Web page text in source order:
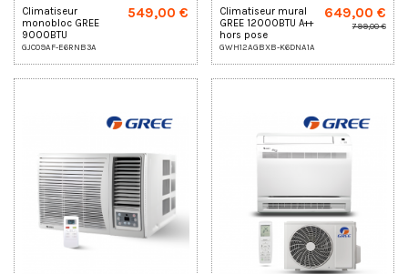
Climatiseur
monobloc GREE
9000BTU
GJC09AF-E6RNB3A
549,00 €
Climatiseur mural
GREE 12000BTU A++
hors pose
GWH12AGBXB-K6DNA1A
649,00 €
799,00 €